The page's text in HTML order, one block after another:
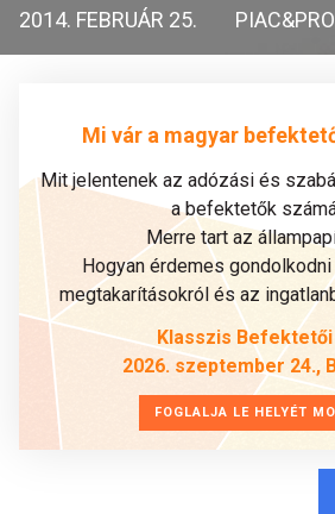
2014. FEBRUÁR 25.
Mi vár a magyar
Mit jelentenek az adózási és
a befektetők
Merre tart az
Hogyan érdemes
megtakarításokról és az
Klasszis Befektetői
2026. szeptember 24.,
FOGLALJA LE HELYÉT